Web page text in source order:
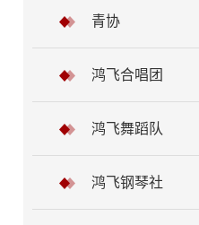
青协
鸿飞合唱团
鸿飞舞蹈队
鸿飞钢琴社